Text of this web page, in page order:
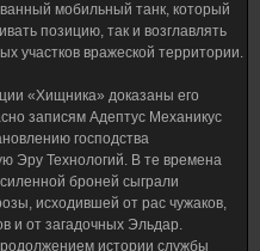
мобильный танк, который
позицию, так и возглавлять
участков вражеской территории.
«Хищника» доказаны его
записям Адептус Механикус
господства
Эру Технологий. В те времена
броней сыграли
исходившей от рас чужаков,
и от загадочных Эльдар.
истории службы